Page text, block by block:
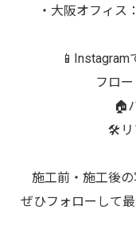
・大阪オフィス
📱Instagram
フロ
🏠
🛠️リ
施工前・施工後
ぜひフォローして